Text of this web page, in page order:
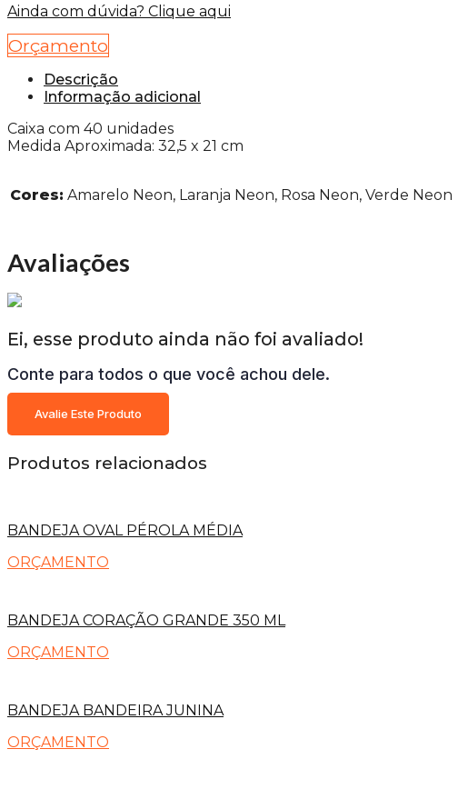
Ainda com dúvida? Clique aqui
Orçamento
Descrição
Informação adicional
Caixa com 40 unidades
Medida Aproximada: 32,5 x 21 cm
Cores: Amarelo Neon, Laranja Neon, Rosa Neon, Verde Neon
Avaliações
Ei, esse produto ainda não foi avaliado!
Conte para todos o que você achou dele.
Avalie Este Produto
Produtos relacionados
BANDEJA OVAL PÉROLA MÉDIA
ORÇAMENTO
BANDEJA CORAÇÃO GRANDE 350 ML
ORÇAMENTO
BANDEJA BANDEIRA JUNINA
ORÇAMENTO